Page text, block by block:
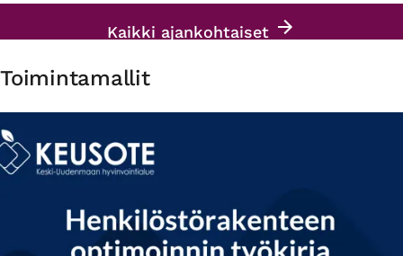
Kaikki ajankohtaiset
Toimintamallit